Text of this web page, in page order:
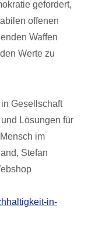
gefordert,
offenen
Waffen
Werte zu
Gesellschaft
Lösungen für
im
Stefan
in-